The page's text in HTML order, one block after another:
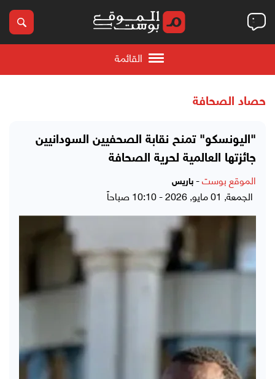
القائمة
حصاد الصحافة
"اليونسكو" تمنح نقابة الصحفيين السودانيين
جائزتها العالمية لحرية الصحافة
الموقع بوست- باريس
الجمعة, 01 مايو, 2026 - 10:10 صباحاً